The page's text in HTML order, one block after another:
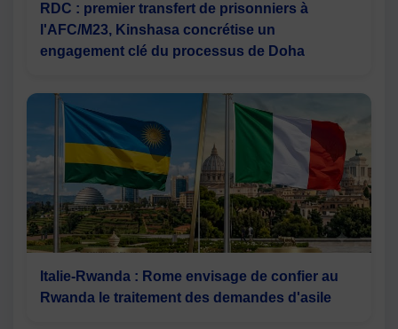
RDC : premier transfert de prisonniers à
l'AFC/M23, Kinshasa concrétise un
engagement clé du processus de Doha
Italie-Rwanda : Rome envisage de confier au
Rwanda le traitement des demandes d'asile